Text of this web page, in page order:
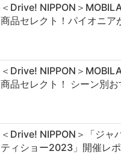
＜Drive! NIPPON＞
商品セレクト！パイオニア
＜Drive! NIPPON＞
商品セレクト！ シーン別
＜Drive! NIPPON＞「ジャ
ティショー2023」開催レポ